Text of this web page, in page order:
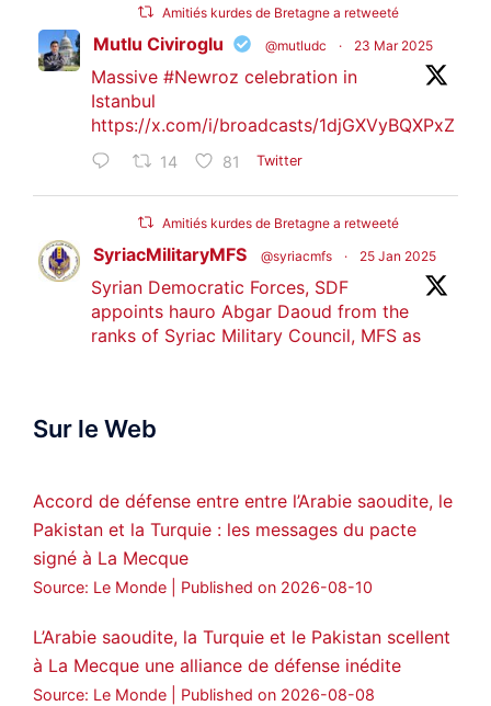
Amitiés kurdes de Bretagne a retweeté
Mutlu Civiroglu @mutludc · 23 Mar 2025
Massive #Newroz celebration in
Istanbul
https://x.com/i/broadcasts/1djGXVyBQXPxZ
14 81 Twitter
Amitiés kurdes de Bretagne a retweeté
SyriacMilitaryMFS @syriacmfs · 25 Jan 2025
Syrian Democratic Forces, SDF
appoints hauro Abgar Daoud from the
ranks of Syriac Military Council, MFS as
ܟܫܝܪܘܬܐ ܒܘܠܝܬܐ ܚܘܪܐ ܐܒܓܪ
Amitiés kurdes de Bretagne a retweeté
MedyaNews
🔴DEM Party Imrali delegation made a
#AbdullahÖcalan #PeaceProcess
#ImralıIsland
Sur le Web
Accord de défense entre entre l’Arabie saoudite, le
Pakistan et la Turquie : les messages du pacte
signé à La Mecque
Source: Le Monde Published on 2026-08-10
L’Arabie saoudite, la Turquie et le Pakistan scellent
à La Mecque une alliance de défense inédite
Source: Le Monde Published on 2026-08-08